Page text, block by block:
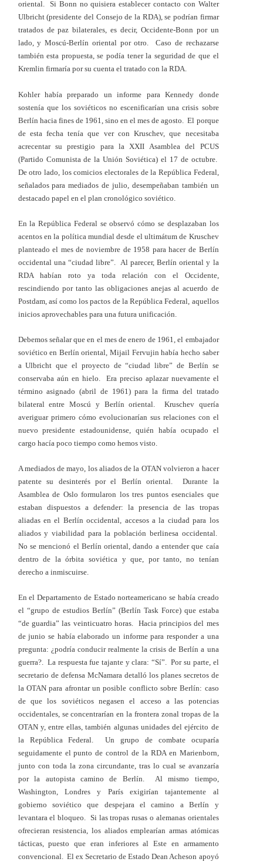
oriental. Si Bonn no quisiera establecer contacto con Walter
Ulbricht (presidente del Consejo de la RDA), se podrían firmar
tratados de paz bilaterales, es decir, Occidente-Bonn por un
lado, y Moscú-Berlín oriental por otro. Caso de rechazarse
también esta propuesta, se podía tener la seguridad de que el
Kremlin firmaría por su cuenta el tratado con la RDA.
Kohler había preparado un informe para Kennedy donde
sostenía que los soviéticos no escenificarían una crisis sobre
Berlín hacia fines de 1961, sino en el mes de agosto. El porque
de esta fecha tenía que ver con Kruschev, que necesitaba
acrecentar su prestigio para la XXII Asamblea del PCUS
(Partido Comunista de la Unión Soviética) el 17 de octubre.
De otro lado, los comicios electorales de la República Federal,
señalados para mediados de julio, desempeñaban también un
destacado papel en el plan cronológico soviético.
En la República Federal se observó cómo se desplazaban los
acentos en la política mundial desde el ultimátum de Kruschev
planteado el mes de noviembre de 1958 para hacer de Berlín
occidental una “ciudad libre”. Al parecer, Berlín oriental y la
RDA habían roto ya toda relación con el Occidente,
rescindiendo por tanto las obligaciones anejas al acuerdo de
Postdam, así como los pactos de la República Federal, aquellos
inicios aprovechables para una futura unificación.
Debemos señalar que en el mes de enero de 1961, el embajador
soviético en Berlín oriental, Mijail Fervujin había hecho saber
a Ulbricht que el proyecto de “ciudad libre” de Berlín se
conservaba aún en hielo. Era preciso aplazar nuevamente el
término asignado (abril de 1961) para la firma del tratado
bilateral entre Moscú y Berlín oriental. Kruschev quería
averiguar primero cómo evolucionarían sus relaciones con el
nuevo presidente estadounidense, quién había ocupado el
cargo hacía poco tiempo como hemos visto.
A mediados de mayo, los aliados de la OTAN volvieron a hacer
patente su desinterés por el Berlín oriental. Durante la
Asamblea de Oslo formularon los tres puntos esenciales que
estaban dispuestos a defender: la presencia de las tropas
aliadas en el Berlín occidental, accesos a la ciudad para los
aliados y viabilidad para la población berlinesa occidental.
No se mencionó el Berlín oriental, dando a entender que caía
dentro de la órbita soviética y que, por tanto, no tenían
derecho a inmiscuirse.
En el Departamento de Estado norteamericano se había creado
el “grupo de estudios Berlín” (Berlín Task Force) que estaba
“de guardia” las veinticuatro horas. Hacia principios del mes
de junio se había elaborado un informe para responder a una
pregunta: ¿podría conducir realmente la crisis de Berlín a una
guerra?. La respuesta fue tajante y clara: “Sí”. Por su parte, el
secretario de defensa McNamara detalló los planes secretos de
la OTAN para afrontar un posible conflicto sobre Berlín: caso
de que los soviéticos negasen el acceso a las potencias
occidentales, se concentrarían en la frontera zonal tropas de la
OTAN y, entre ellas, también algunas unidades del ejército de
la República Federal. Un grupo de combate ocuparía
seguidamente el punto de control de la RDA en Marienborn,
junto con toda la zona circundante, tras lo cual se avanzaría
por la autopista camino de Berlín. Al mismo tiempo,
Washington, Londres y París exigirían tajantemente al
gobierno soviético que despejara el camino a Berlín y
levantara el bloqueo. Si las tropas rusas o alemanas orientales
ofrecieran resistencia, los aliados emplearían armas atómicas
tácticas, puesto que eran inferiores al Este en armamento
convencional. El ex Secretario de Estado Dean Acheson apoyó